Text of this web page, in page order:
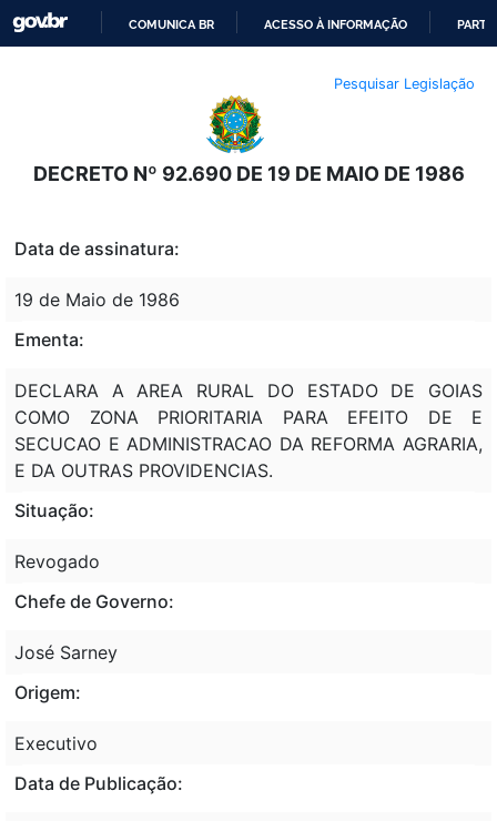
O
CONTEÚDO
COMUNICA BR ACESSO À INFORMAÇÃO
Pesquisar Legislação
DECRETO Nº 92.690 DE 19 DE MAIO DE 1986
Data de assinatura:
19 de Maio de 1986
Ementa:
DECLARA A AREA RURAL DO ESTADO DE GOIAS
COMO ZONA PRIORITARIA PARA EFEITO DE E
SECUCAO E ADMINISTRACAO DA REFORMA AGRARIA,
E DA OUTRAS PROVIDENCIAS.
Situação:
Revogado
Chefe de Governo:
José Sarney
Origem:
Executivo
Data de Publicação: